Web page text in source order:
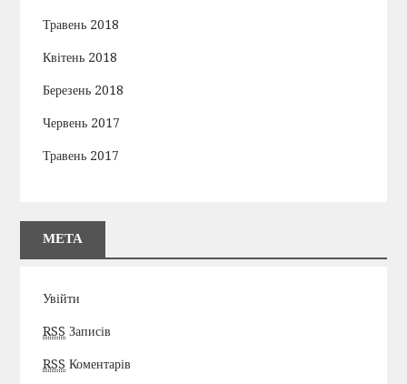
Травень 2018
Квітень 2018
Березень 2018
Червень 2017
Травень 2017
МЕТА
Увійти
RSS Записів
RSS Коментарів